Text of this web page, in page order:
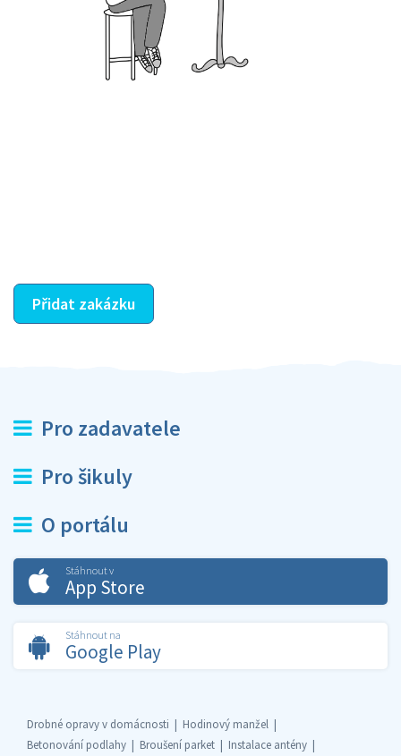
Přidat zakázku
Pro zadavatele
Pro šikuly
O portálu
Stáhnout v
App Store
Stáhnout na
Google Play
Drobné opravy v domácnosti
Hodinový manžel
Betonování podlahy
Broušení parket Instalace antény